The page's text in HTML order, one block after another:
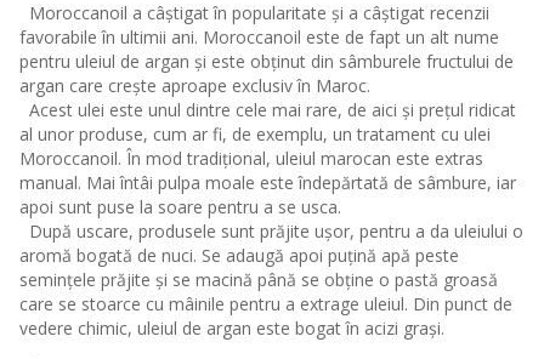
Moroccanoil a câștigat în popularitate și a câștigat recenzii
favorabile în ultimii ani. Moroccanoil este de fapt un alt nume
pentru uleiul de argan și este obținut din sâmburele fructului de
argan care crește aproape exclusiv în Maroc.
Acest ulei este unul dintre cele mai rare, de aici și prețul ridicat
al unor produse, cum ar fi, de exemplu, un tratament cu ulei
Moroccanoil. În mod tradițional, uleiul marocan este extras
manual. Mai întâi pulpa moale este îndepărtată de sâmbure, iar
apoi sunt puse la soare pentru a se usca.
După uscare, produsele sunt prăjite ușor, pentru a da uleiului o
aromă bogată de nuci. Se adaugă apoi puțină apă peste
semințele prăjite și se macină până se obține o pastă groasă
care se stoarce cu mâinile pentru a extrage uleiul. Din punct de
vedere chimic, uleiul de argan este bogat în acizi grași.